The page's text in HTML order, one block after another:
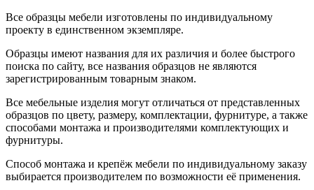
Все образцы мебели изготовлены по индивидуальному
проекту в единственном экземпляре.
Образцы имеют названия для их различия и более быстрого
поиска по сайту, все названия образцов не являются
зарегистрированным товарным знаком.
Все мебельные изделия могут отличаться от представленных
образцов по цвету, размеру, комплектации, фурнитуре, а также
способами монтажа и производителями комплектующих и
фурнитуры.
Способ монтажа и крепёж мебели по индивидуальному заказу
выбирается производителем по возможности её применения.